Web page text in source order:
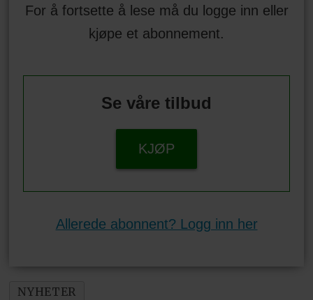
For å fortsette å lese må du logge inn eller
kjøpe et abonnement.
Se våre tilbud
KJØP
Allerede abonnent? Logg inn her
NYHETER